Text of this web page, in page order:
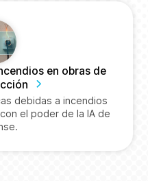
en obras de
debidas a incendios
el poder de la IA de